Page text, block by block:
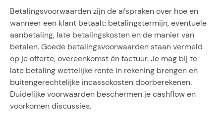
Betalingsvoorwaarden zijn de afspraken over hoe en
wanneer een klant betaalt: betalingstermijn, eventuele
aanbetaling, late betalingskosten en de manier van
betalen. Goede betalingsvoorwaarden staan vermeld
op je offerte, overeenkomst én factuur. Je mag bij te
late betaling wettelijke rente in rekening brengen en
buitengerechtelijke incassokosten doorberekenen.
Duidelijke voorwaarden beschermen je cashflow en
voorkomen discussies.